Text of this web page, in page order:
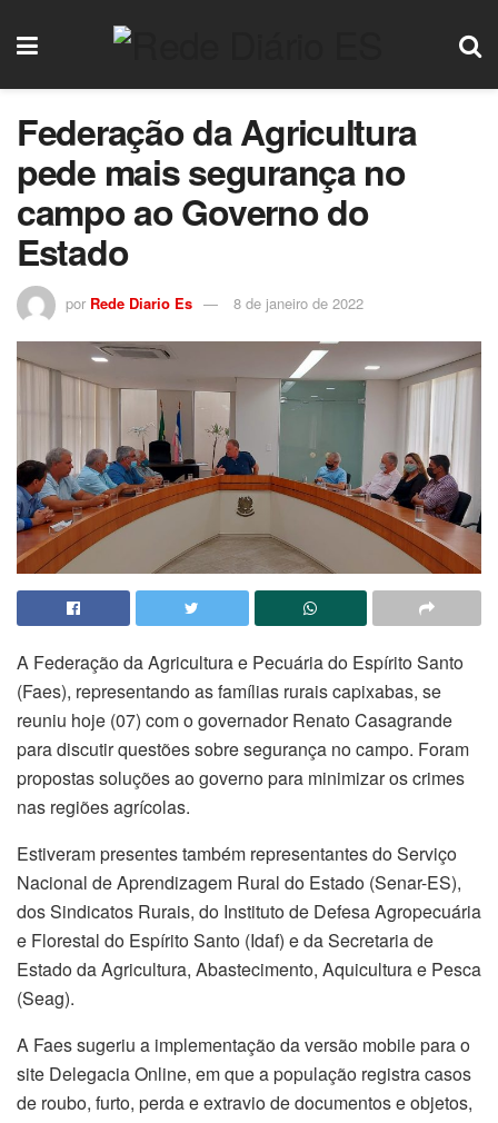
Federação da Agricultura
pede mais segurança no
campo ao Governo do
Estado
por Rede Diario Es 8 de janeiro de 2022
A Federação da Agricultura e Pecuária do Espírito Santo
(Faes), representando as famílias rurais capixabas, se
reuniu hoje (07) com o governador Renato Casagrande
para discutir questões sobre segurança no campo. Foram
propostas soluções ao governo para minimizar os crimes
nas regiões agrícolas.
Estiveram presentes também representantes do Serviço
Nacional de Aprendizagem Rural do Estado (Senar-ES),
dos Sindicatos Rurais, do Instituto de Defesa Agropecuária
e Florestal do Espírito Santo (Idaf) e da Secretaria de
Estado da Agricultura, Abastecimento, Aquicultura e Pesca
(Seag).
A Faes sugeriu a implementação da versão mobile para o
site Delegacia Online, em que a população registra casos
de roubo, furto, perda e extravio de documentos e objetos,